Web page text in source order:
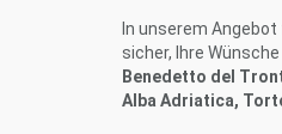
In unserem
sicher, Ihre
Benedetto del
Alba Adriatica,